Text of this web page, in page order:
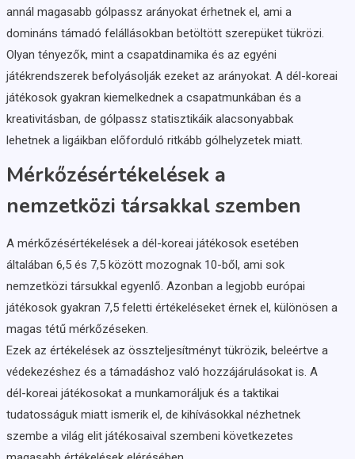
annál magasabb gólpassz arányokat érhetnek el, ami a
domináns támadó felállásokban betöltött szerepüket tükrözi.
Olyan tényezők, mint a csapatdinamika és az egyéni
játékrendszerek befolyásolják ezeket az arányokat. A dél-koreai
játékosok gyakran kiemelkednek a csapatmunkában és a
kreativitásban, de gólpassz statisztikáik alacsonyabbak
lehetnek a ligáikban előforduló ritkább gólhelyzetek miatt.
Mérkőzésértékelések a
nemzetközi társakkal szemben
A mérkőzésértékelések a dél-koreai játékosok esetében
általában 6,5 és 7,5 között mozognak 10-ből, ami sok
nemzetközi társukkal egyenlő. Azonban a legjobb európai
játékosok gyakran 7,5 feletti értékeléseket érnek el, különösen a
magas tétű mérkőzéseken.
Ezek az értékelések az összteljesítményt tükrözik, beleértve a
védekezéshez és a támadáshoz való hozzájárulásokat is. A
dél-koreai játékosokat a munkamoráljuk és a taktikai
tudatosságuk miatt ismerik el, de kihívásokkal nézhetnek
szembe a világ elit játékosaival szembeni következetes